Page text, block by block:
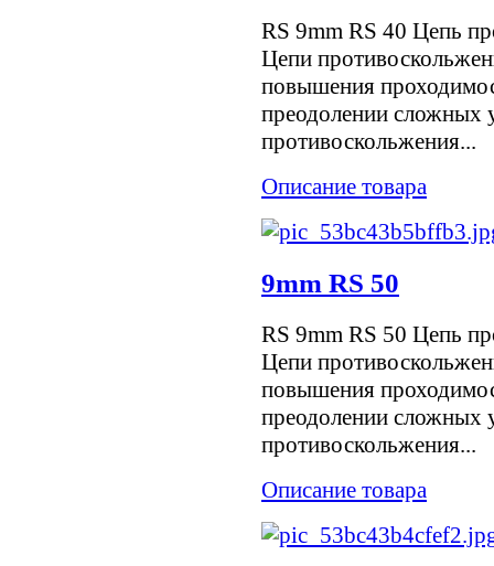
RS 9mm RS 40 Цепь
Цепи
повышения
преодолении сложных
противоскольжения...
Описание товара
9mm RS 50
RS 9mm RS 50 Цепь
Цепи
повышения
преодолении сложных
противоскольжения...
Описание товара